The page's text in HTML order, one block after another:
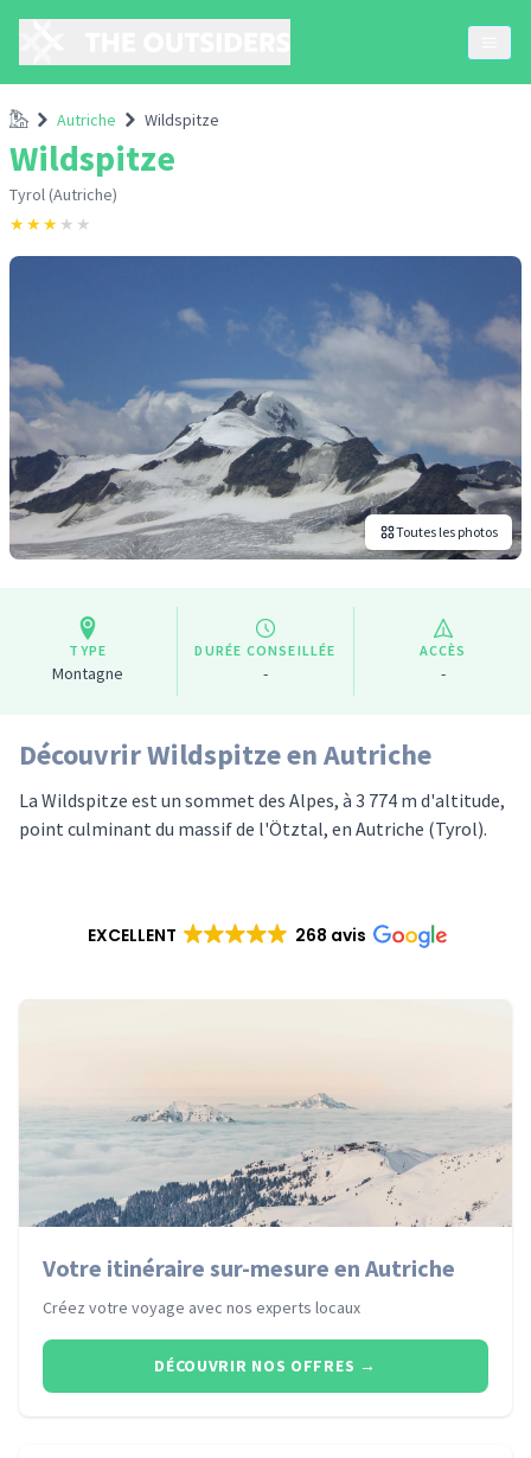
AccueilAutriche Wildspitze
Wildspitze
Tyrol (Autriche)
★★★ ★ ★
Toutes les photos
TYPE
Montagne
DURÉE CONSEILLÉE
-
ACCÈS
-
Découvrir Wildspitze en Autriche
La Wildspitze est un sommet des Alpes, à 3 774 m d'altitude,
point culminant du massif de l'Ötztal, en Autriche (Tyrol).
EXCELLENT 268 avis
Votre itinéraire sur-mesure en Autriche
Créez votre voyage avec nos experts locaux
DÉCOUVRIR NOS OFFRES →